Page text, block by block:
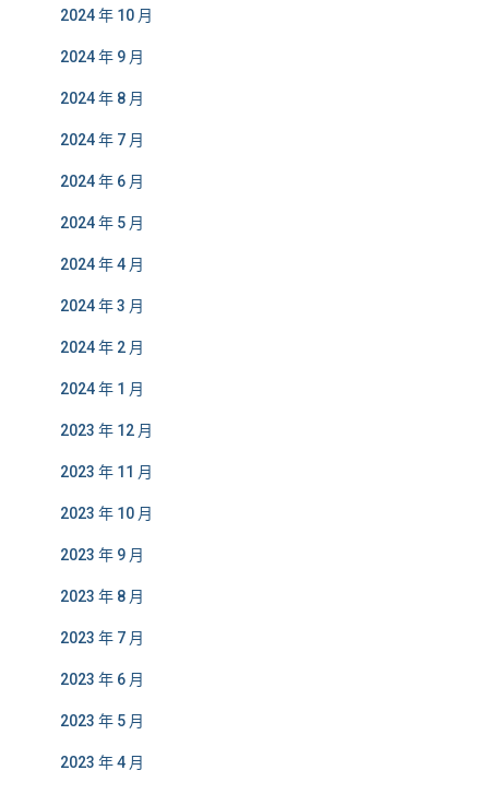
2024 年 10 月
2024 年 9 月
2024 年 8 月
2024 年 7 月
2024 年 6 月
2024 年 5 月
2024 年 4 月
2024 年 3 月
2024 年 2 月
2024 年 1 月
2023 年 12 月
2023 年 11 月
2023 年 10 月
2023 年 9 月
2023 年 8 月
2023 年 7 月
2023 年 6 月
2023 年 5 月
2023 年 4 月